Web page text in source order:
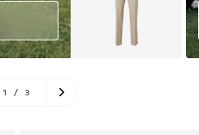
1 / 3